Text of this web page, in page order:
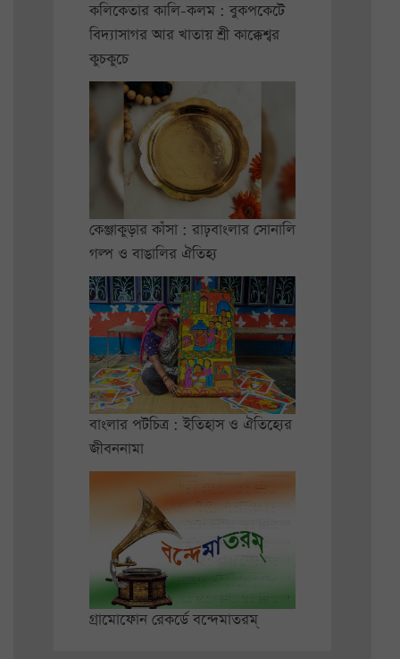
কলিকেতার কালি-কলম : বুকপকেটে
বিদ্যাসাগর আর খাতায় শ্রী কাক্কেশ্বর
কুচকুচে
কেঞ্জাকুড়ার কাঁসা : রাঢ়বাংলার সোনালি
গল্প ও বাঙালির ঐতিহ্য
বাংলার পটচিত্র : ইতিহাস ও ঐতিহ্যের
জীবননামা
গ্রামোফোন রেকর্ডে বন্দেমাতরম্